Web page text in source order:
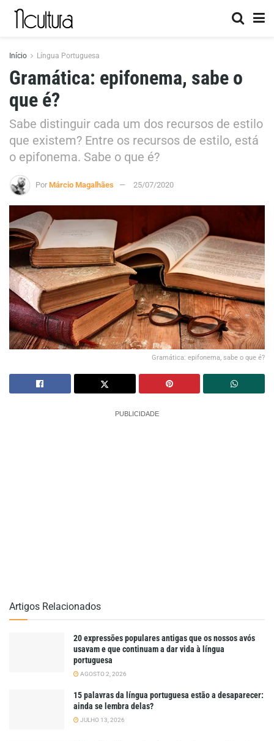
Início Língua Portuguesa
Gramática: epifonema, sabe o
que é?
Sabe distinguir cada um dos recursos de estilo
que existem? Entre os recursos de estilo, está
o epifonema. Sabe o que é?
Por Márcio Magalhães 25/07/2020
Gramática: epifonema, sabe o que é?
PUBLICIDADE
Artigos Relacionados
20 expressões populares antigas que os nossos avós
usavam e que continuam a dar vida à língua
portuguesa
AGOSTO 2, 2026
15 palavras da língua portuguesa estão a desaparecer:
ainda se lembra delas?
JULHO 13, 2026